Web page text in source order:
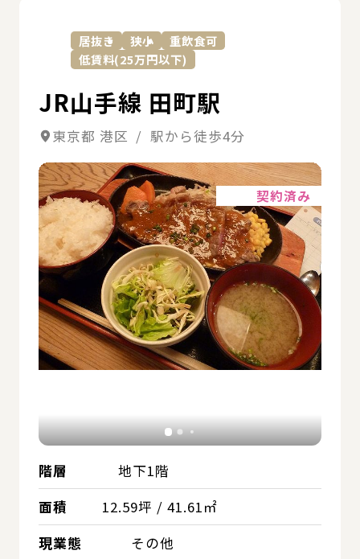
居抜き 狭小
重飲食可
低賃料(25万円以下)
JR山手線 田町駅
東京都 港区 / 駅から徒歩4分
契約済み
階層
地下1階
面積
12.59坪 / 41.61㎡
現業態
その他